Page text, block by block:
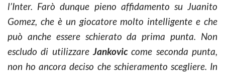
l’Inter. Farò dunque pieno affidamento su Juanito
Gomez, che è un giocatore molto intelligente e che
può anche essere schierato da prima punta. Non
escludo di utilizzare Jankoviccome seconda punta,
non ho ancora deciso che schieramento scegliere. In